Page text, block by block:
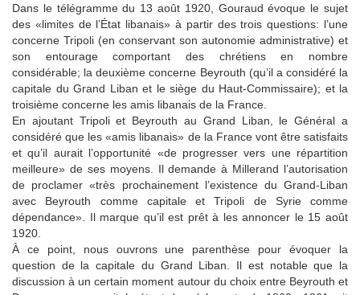
Dans le télégramme du 13 août 1920, Gouraud évoque le sujet
des «limites de l’État libanais» à partir des trois questions: l’une
concerne Tripoli (en conservant son autonomie administrative) et
son entourage comportant des chrétiens en nombre
considérable; la deuxième concerne Beyrouth (qu’il a considéré la
capitale du Grand Liban et le siège du Haut-Commissaire); et la
troisième concerne les amis libanais de la France.
En ajoutant Tripoli et Beyrouth au Grand Liban, le Général a
considéré que les «amis libanais» de la France vont être satisfaits
et qu’il aurait l’opportunité «de progresser vers une répartition
meilleure» de ses moyens. Il demande à Millerand l’autorisation
de proclamer «très prochainement l’existence du Grand-Liban
avec Beyrouth comme capitale et Tripoli de Syrie comme
dépendance». Il marque qu’il est prêt à les annoncer le 15 août
1920.
À ce point, nous ouvrons une parenthèse pour évoquer la
question de la capitale du Grand Liban. Il est notable que la
discussion à un certain moment autour du choix entre Beyrouth et